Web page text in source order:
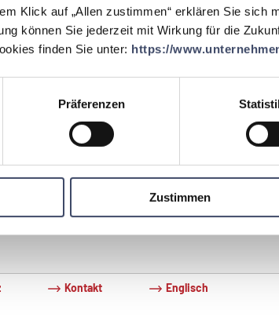
Klick auf „Allen zustimmen“ erklären Sie sich
können Sie jederzeit mit Wirkung für die
finden Sie unter: https://
Präferenzen
Zustimmen
Glückwunschkarte, einen Gutschein sowie ein
mit den wichtigsten Infos für die
Kontakt Englisch